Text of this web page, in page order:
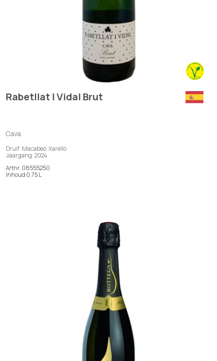
Rabetllat I Vidal Brut
Cava
Druif: Macabeo, Xarello
Jaargang: 2024
Artnr. 08555250
Inhoud 0,75 L